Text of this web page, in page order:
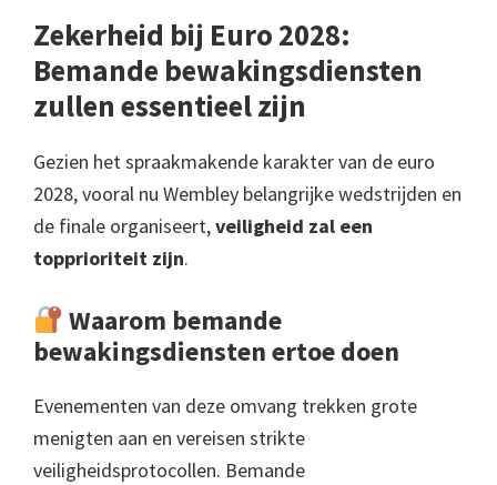
Zekerheid bij Euro 2028:
Bemande bewakingsdiensten
zullen essentieel zijn
Gezien het spraakmakende karakter van de euro
2028, vooral nu Wembley belangrijke wedstrijden en
de finale organiseert,veiligheid zal een
topprioriteit zijn.
Waarom bemande
bewakingsdiensten ertoe doen
Evenementen van deze omvang trekken grote
menigten aan en vereisen strikte
veiligheidsprotocollen. Bemande